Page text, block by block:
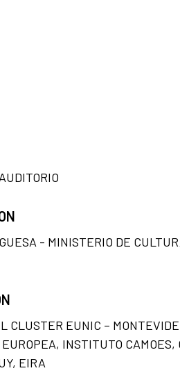
- MINISTERIO DE
CLUSTER EUNIC –
INSTITUTO CAMOES,
EIRA